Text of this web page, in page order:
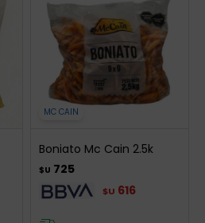
MC CAIN
Boniato Mc Cain 2.5k
$U 725
$U 616